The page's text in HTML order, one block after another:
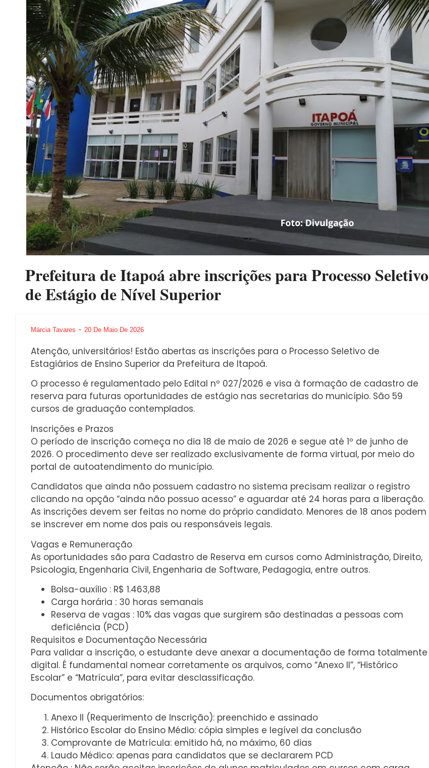
Prefeitura de Itapoá abre inscrições para Processo Seletivo
de Estágio de Nível Superior
Márcia Tavares 20 De Maio De 2026
Atenção, universitários! Estão abertas as inscrições para o Processo Seletivo de
Estagiários de Ensino Superior da Prefeitura de Itapoá.
O processo é regulamentado pelo Edital nº 027/2026 e visa à formação de cadastro de
reserva para futuras oportunidades de estágio nas secretarias do município. São 59
cursos de graduação contemplados.
Inscrições e Prazos
O período de inscrição começa no dia 18 de maio de 2026 e segue até 1º de junho de
2026. O procedimento deve ser realizado exclusivamente de forma virtual, por meio do
portal de autoatendimento do município.
Candidatos que ainda não possuem cadastro no sistema precisam realizar o registro
clicando na opção “ainda não possuo acesso” e aguardar até 24 horas para a liberação.
As inscrições devem ser feitas no nome do próprio candidato. Menores de 18 anos podem
se inscrever em nome dos pais ou responsáveis legais.
Vagas e Remuneração
As oportunidades são para Cadastro de Reserva em cursos como Administração, Direito,
Psicologia, Engenharia Civil, Engenharia de Software, Pedagogia, entre outros.
Bolsa-auxílio : R$ 1.463,88
Carga horária : 30 horas semanais
Reserva de vagas : 10% das vagas que surgirem são destinadas a pessoas com
deficiência (PCD)
Requisitos e Documentação Necessária
Para validar a inscrição, o estudante deve anexar a documentação de forma totalmente
digital. É fundamental nomear corretamente os arquivos, como “Anexo II”, “Histórico
Escolar” e “Matrícula”, para evitar desclassificação.
Documentos obrigatórios:
Anexo II (Requerimento de Inscrição): preenchido e assinado
Histórico Escolar do Ensino Médio: cópia simples e legível da conclusão
Comprovante de Matrícula: emitido há, no máximo, 60 dias
Laudo Médico: apenas para candidatos que se declararem PCD